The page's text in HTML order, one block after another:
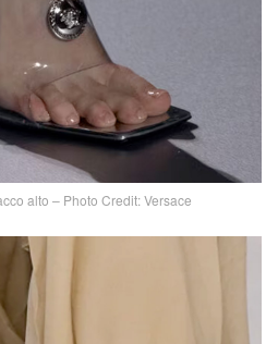
alto – Photo Credit: Versace